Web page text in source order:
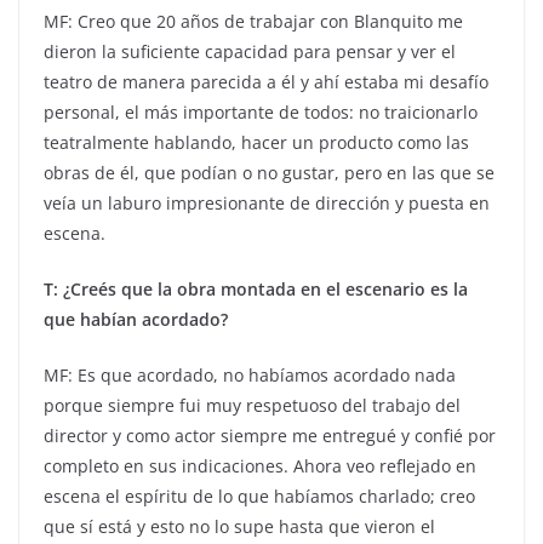
MF: Creo que 20 años de trabajar con Blanquito me
dieron la suficiente capacidad para pensar y ver el
teatro de manera parecida a él y ahí estaba mi desafío
personal, el más importante de todos: no traicionarlo
teatralmente hablando, hacer un producto como las
obras de él, que podían o no gustar, pero en las que se
veía un laburo impresionante de dirección y puesta en
escena.
T: ¿Creés que la obra montada en el escenario es la
que habían acordado?
MF: Es que acordado, no habíamos acordado nada
porque siempre fui muy respetuoso del trabajo del
director y como actor siempre me entregué y confié por
completo en sus indicaciones. Ahora veo reflejado en
escena el espíritu de lo que habíamos charlado; creo
que sí está y esto no lo supe hasta que vieron el